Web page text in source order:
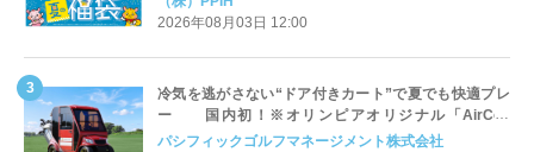
2026年08月03日 12:00
冷気を逃がさない“ドア付きカート”で夏でも快適プレ
ー 国内初！※オリンピアオリジナル「AirCon
Cart（エアコンカート）」導入 | ＰＧＭ
パシフィックゴルフマネージメント株式会社